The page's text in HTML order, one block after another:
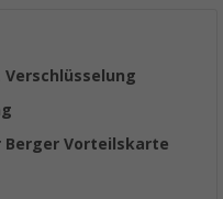
Verschlüsselung
Berger Vorteilskarte